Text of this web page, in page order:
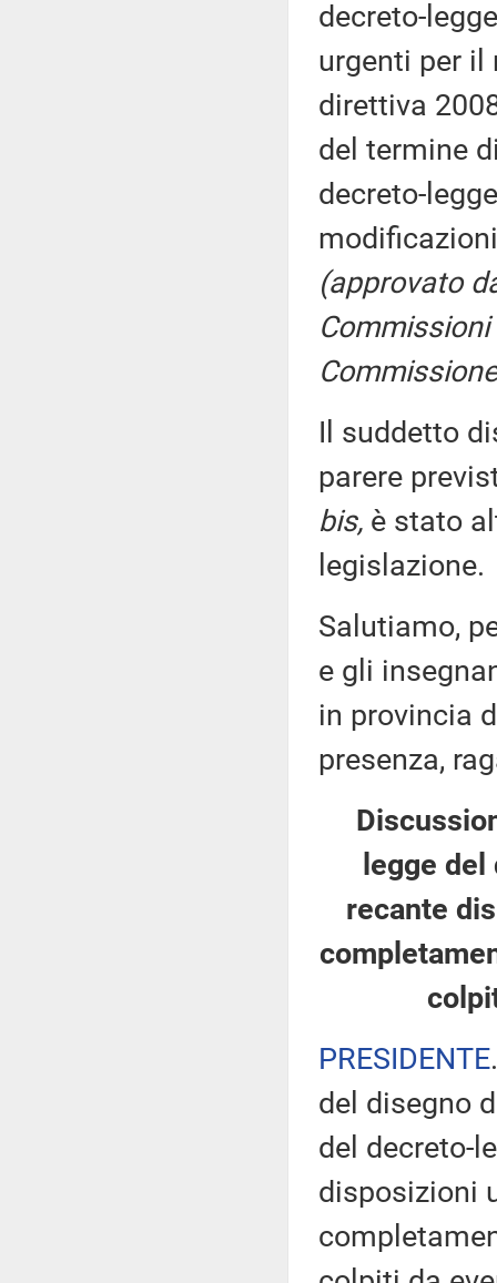
decreto-
urgenti per
direttiva
del termine
decreto-
(approvato
Commissioni
Il suddetto
parere
bis, è stato
legislazione.
Salutiamo,
e gli
in provincia
presenza,
legge
recante
PRESIDENTE
del disegno
del decreto-
disposizioni